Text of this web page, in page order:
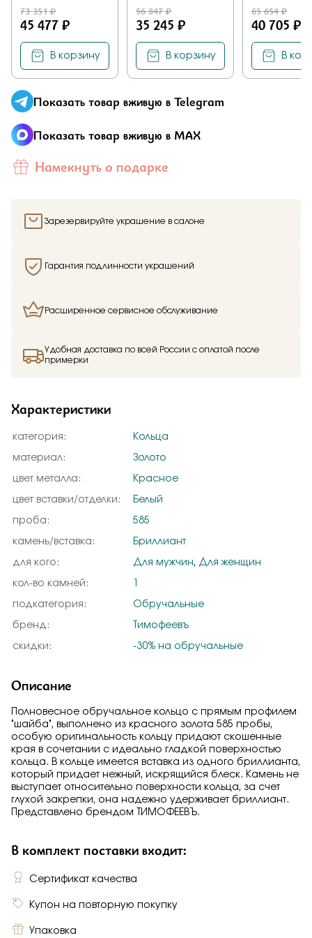
73 351 ₽
45 477 ₽
В корзину
56 847 ₽
35 245 ₽
В корзину
65 654 ₽
40 705 ₽
В
Показать товар вживую в Telegram
Показать товар вживую в MAX
Намекнуть о подарке
Зарезервируйте украшение в салоне
Гарантия подлинности украшений
Расширенное сервисное обслуживание
Удобная доставка по всей России с оплатой после
примерки
Характеристики
категория: Кольца
материал: Золото
цвет металла: Красное
цвет вставки/отделки: Белый
проба: 585
камень/вставка: Бриллиант
для кого: Для мужчин, Для женщин
кол-во камней:
подкатегория: Обручальные
бренд: Тимофеевъ
скидки: -30% на обручальные
Описание
Полновесное обручальное кольцо с прямым профилем
"шайба", выполнено из красного золота 585 пробы,
особую оригинальность кольцу придают скошенные
края в сочетании с идеально гладкой поверхностью
кольца. В кольце имеется вставка из одного бриллианта,
который придает нежный, искрящийся блеск. Камень не
выступает относительно поверхности кольца, за счет
глухой закрепки, она надежно удерживает бриллиант.
Представлено брендом ТИМОФЕЕВЪ.
В комплект поставки входит:
Сертификат качества
Купон на повторную покупку
Упаковка